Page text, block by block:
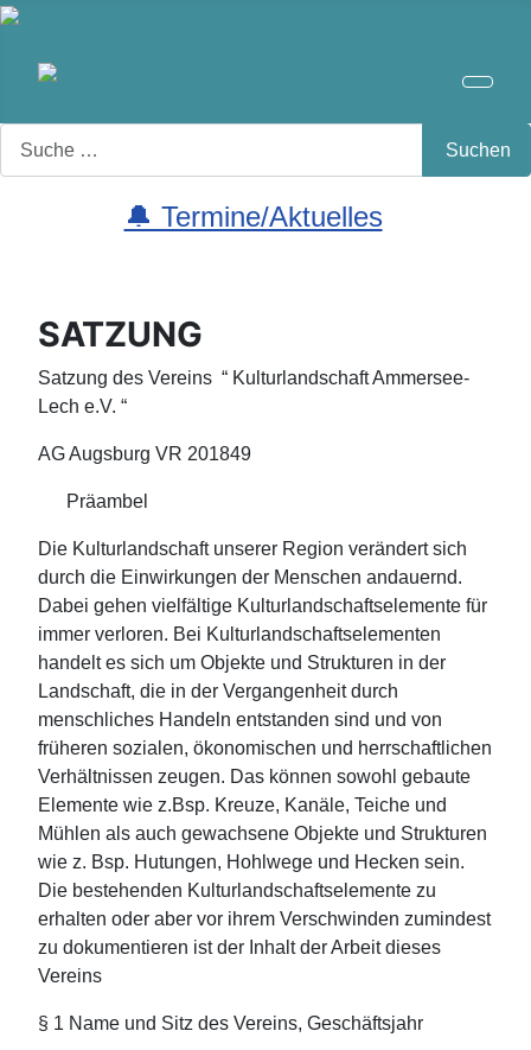
Suchen
🔔 Termine/Aktuelles
SATZUNG
Satzung des Vereins “ Kulturlandschaft Ammersee-
Lech e.V. “
AG Augsburg VR 201849
Präambel
Die Kulturlandschaft unserer Region verändert sich
durch die Einwirkungen der Menschen andauernd.
Dabei gehen vielfältige Kulturlandschaftselemente für
immer verloren. Bei Kulturlandschaftselementen
handelt es sich um Objekte und Strukturen in der
Landschaft, die in der Vergangenheit durch
menschliches Handeln entstanden sind und von
früheren sozialen, ökonomischen und herrschaftlichen
Verhältnissen zeugen. Das können sowohl gebaute
Elemente wie z.Bsp. Kreuze, Kanäle, Teiche und
Mühlen als auch gewachsene Objekte und Strukturen
wie z. Bsp. Hutungen, Hohlwege und Hecken sein.
Die bestehenden Kulturlandschaftselemente zu
erhalten oder aber vor ihrem Verschwinden zumindest
zu dokumentieren ist der Inhalt der Arbeit dieses
Vereins
§ 1 Name und Sitz des Vereins, Geschäftsjahr